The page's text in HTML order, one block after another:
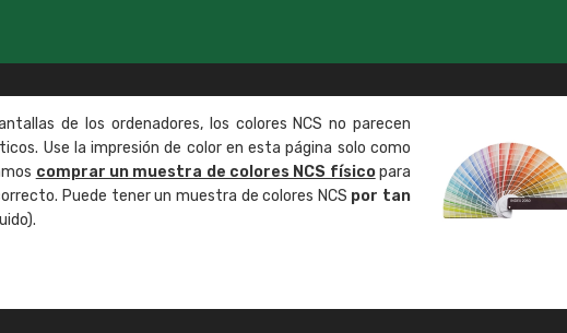
de los ordenadores, los colores NCS no parecen
Use la impresión de color en esta página solo como
comprar un muestra de colores NCS físicopara
Puede tener un muestra de colores NCS por tan